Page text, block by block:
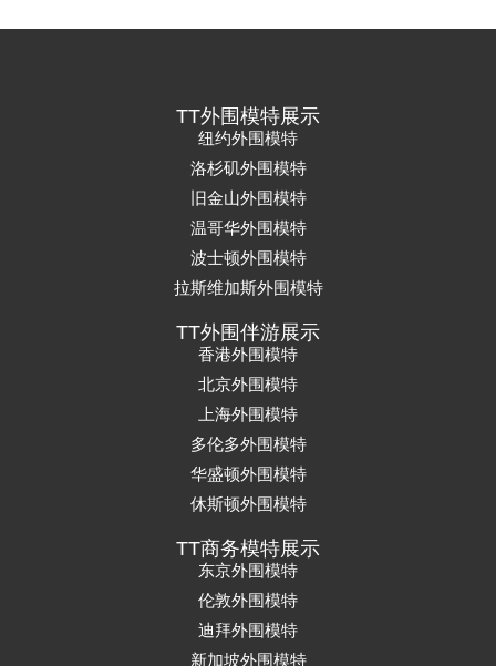
TT外围模特展示
纽约外围模特
洛杉矶外围模特
旧金山外围模特
温哥华外围模特
波士顿外围模特
拉斯维加斯外围模特
TT外围伴游展示
香港外围模特
北京外围模特
上海外围模特
多伦多外围模特
华盛顿外围模特
休斯顿外围模特
TT商务模特展示
东京外围模特
伦敦外围模特
迪拜外围模特
新加坡外围模特